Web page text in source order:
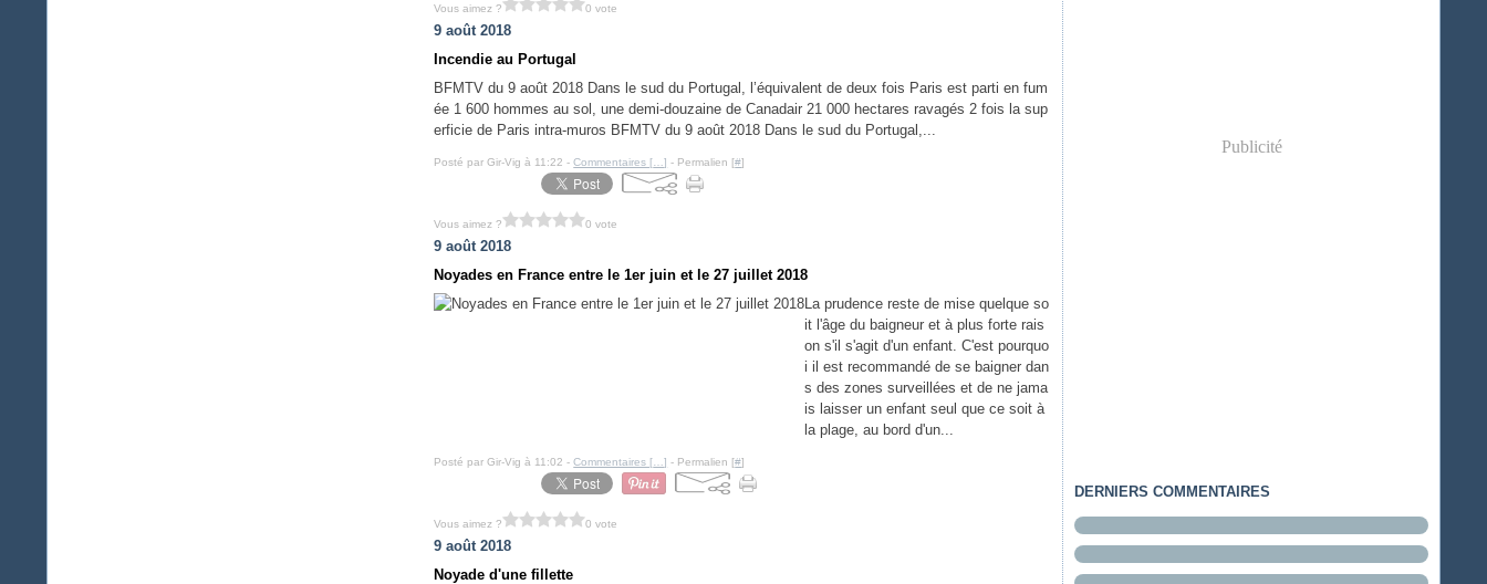
Vous aimez ? 0 vote
9 août 2018
Incendie au Portugal
BFMTV du 9 août 2018 Dans le sud du Portugal, l’équivalent de deux fois Paris est parti en fum
ée 1 600 hommes au sol, une demi-douzaine de Canadair 21 000 hectares ravagés 2 fois la sup
erficie de Paris intra-muros BFMTV du 9 août 2018 Dans le sud du Portugal,...
Posté par Gir-Vig à 11:22 -Commentaires [ …] - Permalien [#]
Vous aimez ? 0 vote
9 août 2018
Noyades en France entre le 1er juin et le 27 juillet 2018
La prudence reste de mise quelque so
it l'âge du baigneur et à plus forte rais
on s'il s'agit d'un enfant. C'est pourquo
i il est recommandé de se baigner dan
s des zones surveillées et de ne jama
is laisser un enfant seul que ce soit à
la plage, au bord d'un...
Posté par Gir-Vig à 11:02 -Commentaires [ …] - Permalien [#]
Vous aimez ? 0 vote
9 août 2018
Noyade d'une fillette
Publicité
DERNIERS COMMENTAIRES